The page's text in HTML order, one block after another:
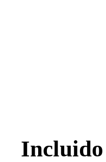
Incluido